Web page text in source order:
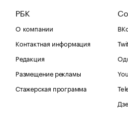
РБК
О компании
Контактная информация
Редакция
Размещение рекламы
Стажерская программа